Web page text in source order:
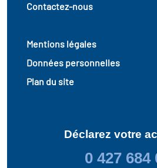
Contactez-nous
Mentions légales
Données personnelles
Plan du site
Déclarez votre
0 427 684